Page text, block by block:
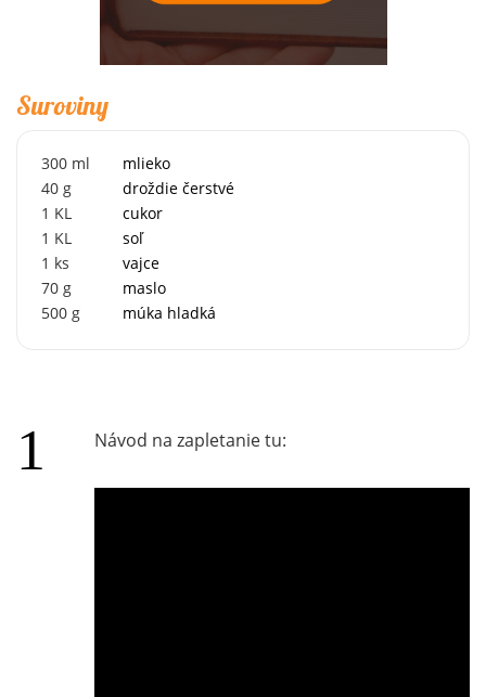
Suroviny
300 ml
mlieko
40 g
droždie čerstvé
1 KL
cukor
1 KL
soľ
1 ks
vajce
70 g
maslo
500 g múka hladká
Návod na zapletanie tu: